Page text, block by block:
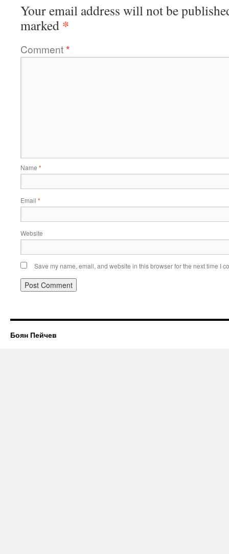
Your email address will not be
marked *
Comment*
Name *
Email *
Website
Save my name, email, and website in this browser for the next time I
Боян Пейчев